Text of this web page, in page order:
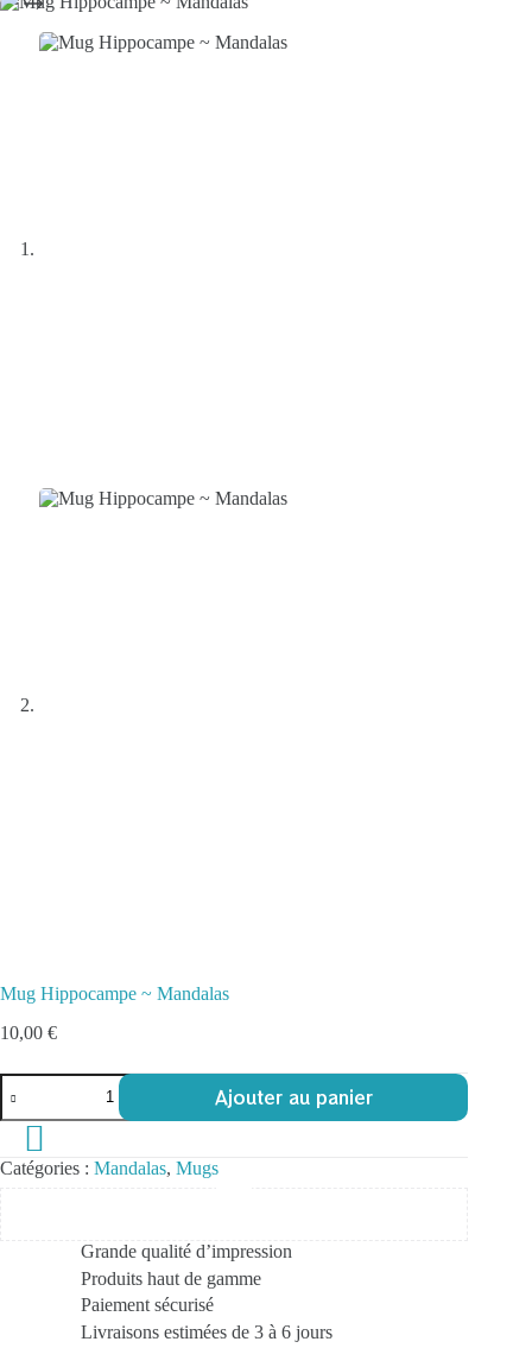
Mug Hippocampe ~ Mandalas
10,00 €
quantité
de
Mug
~
Mandalas
Ajouter au panier
Catégories : Mandalas, Mugs
Grande qualité d’impression
Produits haut de gamme
Paiement sécurisé
Livraisons estimées de 3 à 6 jours